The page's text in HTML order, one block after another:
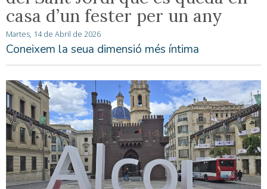
casa d’un fester per un any
Martes, 14 de Abril de 2026
Coneixem la seua dimensió més íntima